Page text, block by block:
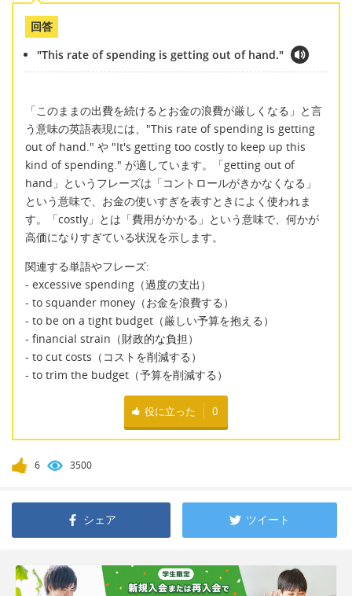
回答
"This rate of spending is getting out of hand."
「このままの出費を続けるとお金の浪費が厳しくなる」と言
う意味の英語表現には、"This rate of spending is getting
out of hand." や "It's getting too costly to keep up this
kind of spending." が適しています。「getting out of
hand」というフレーズは「コントロールがきかなくなる」
という意味で、お金の使いすぎを表すときによく使われま
す。「costly」とは「費用がかかる」という意味で、何かが
高価になりすぎている状況を示します。
関連する単語やフレーズ:
- excessive spending（過度の支出）
- to squander money（お金を浪費する）
- to be on a tight budget（厳しい予算を抱える）
- financial strain（財政的な負担）
- to cut costs（コストを削減する）
- to trim the budget（予算を削減する）
役に立った 0
6 3500
シェア ツイート